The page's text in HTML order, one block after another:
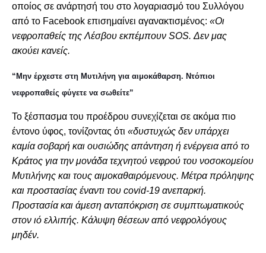
οποίος σε ανάρτησή του στο λογαριασμό του Συλλόγου
από το Facebook επισημαίνει αγανακτισμένος: «Οι
νεφροπαθείς της Λέσβου εκπέμπουν SOS. Δεν μας
ακούει κανείς.
“Μην έρχεστε στη Μυτιλήνη για αιμοκάθαρση. Ντόπιοι
νεφροπαθείς φύγετε να σωθείτε”
Το ξέσπασμα του προέδρου συνεχίζεται σε ακόμα πιο
έντονο ύφος, τονίζοντας ότι «δυστυχώς δεν υπάρχει
καμία σοβαρή και ουσιώδης απάντηση ή ενέργεια από το
Κράτος για την μονάδα τεχνητού νεφρού του νοσοκομείου
Μυτιλήνης και τους αιμοκαθαιρόμενους. Μέτρα πρόληψης
και προστασίας έναντι του covid-19 ανεπαρκή.
Προστασία και άμεση ανταπόκριση σε συμπτωματικούς
στον ιό ελλιπής. Κάλυψη θέσεων από νεφρολόγους
μηδέν.